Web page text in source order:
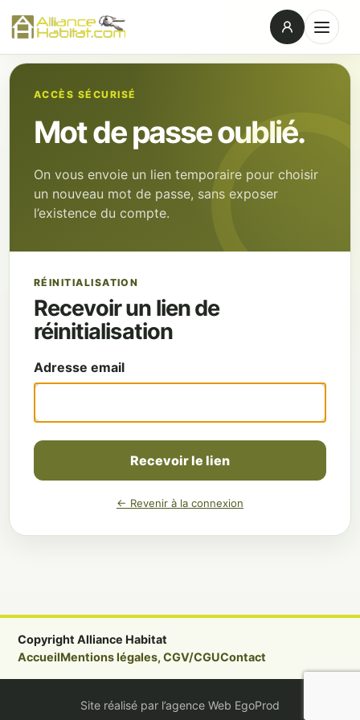
ACCÈS SÉCURISÉ
Mot de passe oublié.
On vous envoie un lien temporaire pour choisir
un nouveau mot de passe, sans exposer
l’existence du compte.
RÉINITIALISATION
Recevoir un lien de
réinitialisation
Adresse email
Recevoir le lien
← Revenir à la connexion
Copyright Alliance Habitat
AccueilMentions légales, CGV/CGUContact
Site réalisé par l’agence Web EgoProd